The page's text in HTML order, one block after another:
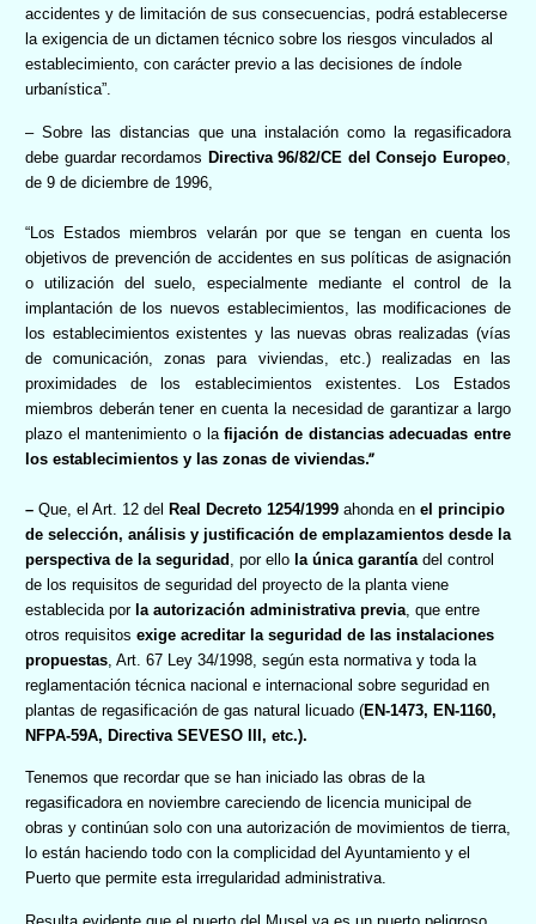
accidentes y de limitación de sus consecuencias, podrá establecerse
la exigencia de un dictamen técnico sobre los riesgos vinculados al
establecimiento, con carácter previo a las decisiones de índole
urbanística”.
– Sobre las distancias que una instalación como la regasificadora
debe guardar recordamos Directiva 96/82/CE del Consejo Europeo
de 9 de diciembre de 1996,
“Los Estados miembros velarán por que se tengan en cuenta los
objetivos de prevención de accidentes en sus políticas de asignación
o utilización del suelo, especialmente mediante el control de la
implantación de los nuevos establecimientos, las modificaciones de
los establecimientos existentes y las nuevas obras realizadas (vías
de comunicación, zonas para viviendas, etc.) realizadas en las
proximidades de los establecimientos existentes. Los Estados
miembros deberán tener en cuenta la necesidad de garantizar a largo
plazo el mantenimiento o lafijación de distancias adecuadas entre
los establecimientos y las zonas de viviendas.”
– Que, el Art. 12 del Real Decreto 1254/1999 ahonda en el principio
de selección, análisis y justificación de emplazamientos desde la
perspectiva de la seguridad , por ello la única garantía del control
de los requisitos de seguridad del proyecto de la planta viene
establecida por la autorización administrativa previa , que entre
otros requisitos exige acreditar la seguridad de las instalaciones
propuestas , Art. 67 Ley 34/1998, según esta normativa y toda la
reglamentación técnica nacional e internacional sobre seguridad en
plantas de regasificación de gas natural licuado (EN-1473, EN-1160,
NFPA-59A, Directiva SEVESO III, etc.).
Tenemos que recordar que se han iniciado las obras de la
regasificadora en noviembre careciendo de licencia municipal de
obras y continúan solo con una autorización de movimientos de tierra,
lo están haciendo todo con la complicidad del Ayuntamiento y el
Puerto que permite esta irregularidad administrativa.